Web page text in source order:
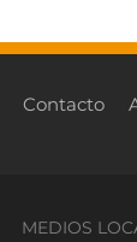
Contacto
MEDIOS